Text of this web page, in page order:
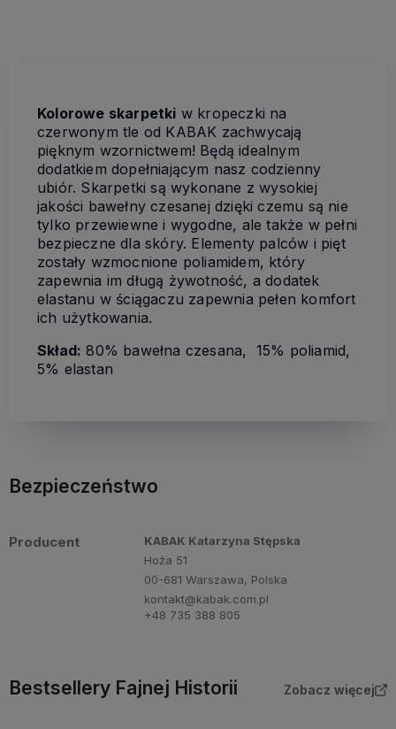
Kolorowe skarpetki w kropeczki na
czerwonym tle od KABAK zachwycają
pięknym wzornictwem! Będą idealnym
dodatkiem dopełniającym nasz codzienny
ubiór. Skarpetki są wykonane z wysokiej
jakości bawełny czesanej dzięki czemu są nie
tylko przewiewne i wygodne, ale także w pełni
bezpieczne dla skóry. Elementy palców i pięt
zostały wzmocnione poliamidem, który
zapewnia im długą żywotność, a dodatek
elastanu w ściągaczu zapewnia pełen komfort
ich użytkowania.
Skład: 80% bawełna czesana, 15% poliamid,
5% elastan
Bezpieczeństwo
Producent
KABAK Katarzyna Stępska
Hoża 51
00-681 Warszawa, Polska
kontakt@kabak.com.pl
+48 735 388 805
Bestsellery Fajnej Historii Zobacz więcej